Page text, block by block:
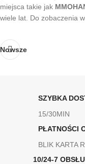
miejsca takie jak
wiele lat. Do zobaczenia
Nowsze
SZYBKA
15/30MIN
PŁATNOŚCI
BLIK KARTA
10/24-7